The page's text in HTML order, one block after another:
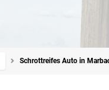
Schrottreifes Auto in